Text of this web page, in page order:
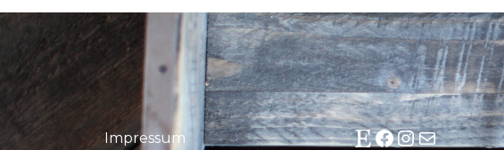
Impressum EtsyFacebook
Instagram
E-Mail